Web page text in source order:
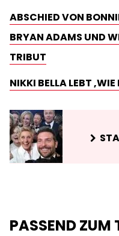
ABSCHIED VON
BRYAN ADAMS UND
TRIBUT
NIKKI BELLA LEBT ‚WIE
PASSEND ZUM